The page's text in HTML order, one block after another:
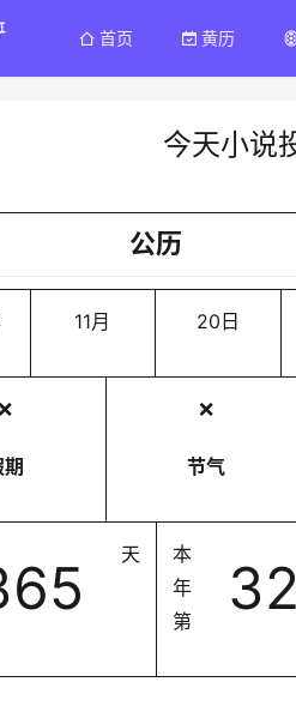
首页 黄历
今天小说
公历
11月 20日
❌
节气
天
本
年
第